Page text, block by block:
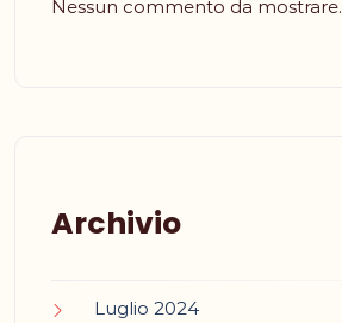
Nessun commento da mostrare.
Archivio
Luglio 2024